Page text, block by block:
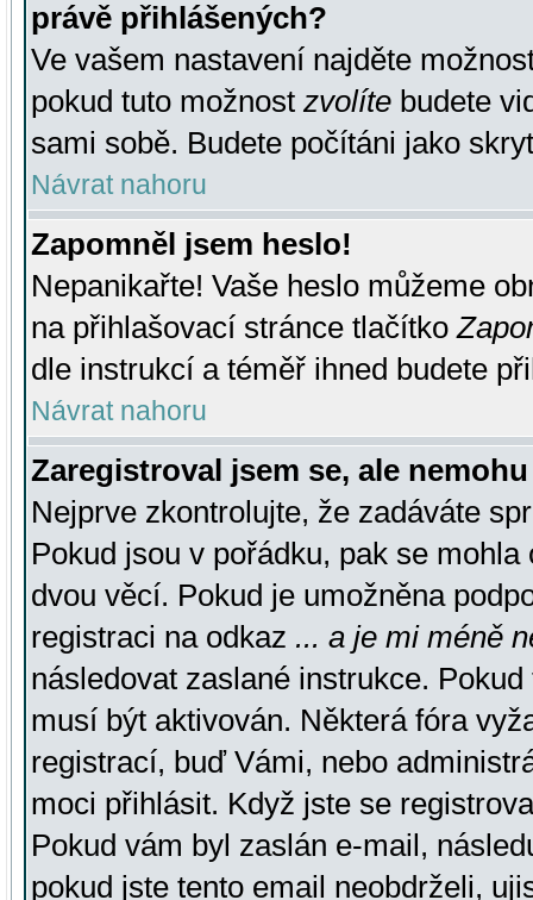
právě přihlášených?
Ve vašem nastavení najděte
pokud tuto možnost zvolíte budete
sami sobě. Budete počítáni jako
Návrat nahoru
Zapomněl jsem heslo!
Nepanikařte! Vaše heslo můžeme
na přihlašovací stránce tlačítko
dle instrukcí a téměř ihned budete
Návrat nahoru
Zaregistroval jsem se, ale
Nejprve zkontrolujte, že zadáváte
Pokud jsou v pořádku, pak se
dvou věcí. Pokud je umožněna
registraci na odkaz ... a je mi méně
následovat zaslané instrukce.
musí být aktivován. Některá fóra
registrací, buď Vámi, nebo
moci přihlásit. Když jste se
Pokud vám byl zaslán e-mail,
pokud jste tento email neobdrželi,